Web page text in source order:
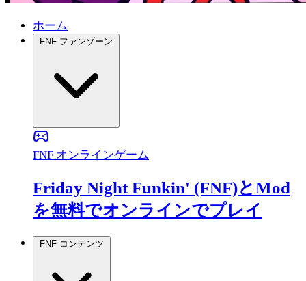
ホーム
FNF オンラインゲーム
Friday Night Funkin' (FNF)とMod
を無料でオンラインでプレイ